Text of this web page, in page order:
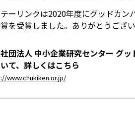
ーリンクは2020年度にグッドカ
を受賞しました。ありがとうござい
団法人 中小企業研究センター グッ
て、詳しくはこちら
www.chukiken.or.jp/